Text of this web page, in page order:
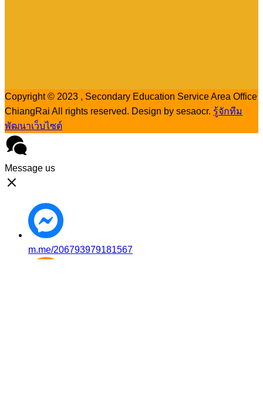
Copyright © 2023 , Secondary Education Service Area Office
ChiangRai All rights reserved. Design by sesaocr. รู้จักทีม
พัฒนาเว็บไซต์
Message us
m.me/206793979181567